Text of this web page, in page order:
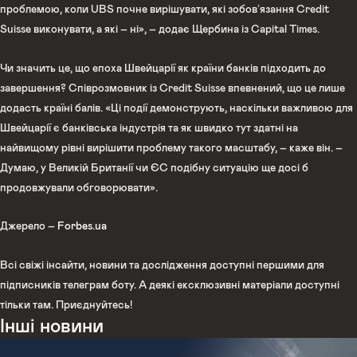
проблемою, коли UBS почне вирішувати, які зобовʼязання Credit
Suisse виконувати, а які – ні», – додає Щербина із Capital Times.
Чи значить це, що епоха Швейцарії як країни банків підходить до
завершення? Співрозмовник із Credit Suisse впевнений, що це лише
додасть країні балів. «Ці події демонструють, наскільки важливою для
Швейцарії є банківська індустрія та як швидко тут здатні на
найвищому рівні вирішити проблему такого масштабу, – каже він. –
Думаю, у Великій Британії чи ЄС подібну ситуацію ще досі б
продовжували обговорювати».
Джерело – Forbes.ua
Всі свіжі інсайти, новини та дослідження доступні першими для
підписників телеграм боту. А деякі ексклюзивні матеріали доступні
тільки там. Приєднуйтесь!
Інші новини